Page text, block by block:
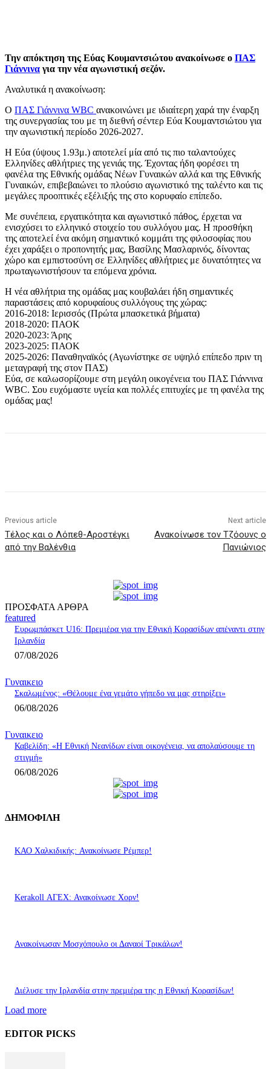
Την απόκτηση της Εύας Κουμαντσιώτου ανακοίνωσε ο ΠΑΣ
Γιάννινα για την νέα αγωνιστική σεζόν.
Αναλυτικά η ανακοίνωση:
Ο ΠΑΣ Γιάννινα WBC ανακοινώνει με ιδιαίτερη χαρά την έναρξη
της συνεργασίας του με τη διεθνή σέντερ Εύα Κουμαντσιώτου για
την αγωνιστική περίοδο 2026-2027.
Η Εύα (ύψους 1.93μ.) αποτελεί μία από τις πιο ταλαντούχες
Ελληνίδες αθλήτριες της γενιάς της. Έχοντας ήδη φορέσει τη
φανέλα της Εθνικής ομάδας Νέων Γυναικών αλλά και της Εθνικής
Γυναικών, επιβεβαιώνει το πλούσιο αγωνιστικό της ταλέντο και τις
μεγάλες προοπτικές εξέλιξής της στο κορυφαίο επίπεδο.
Με συνέπεια, εργατικότητα και αγωνιστικό πάθος, έρχεται να
ενισχύσει το ελληνικό στοιχείο του συλλόγου μας. Η προσθήκη
της αποτελεί ένα ακόμη σημαντικό κομμάτι της φιλοσοφίας που
έχει χαράξει ο προπονητής μας, Βασίλης Μασλαρινός, δίνοντας
χώρο και εμπιστοσύνη σε Ελληνίδες αθλήτριες με δυνατότητες να
πρωταγωνιστήσουν τα επόμενα χρόνια.
Η νέα αθλήτρια της ομάδας μας κουβαλάει ήδη σημαντικές
παραστάσεις από κορυφαίους συλλόγους της χώρας:
2016-2018: Ιερισσός (Πρώτα μπασκετικά βήματα)
2018-2020: ΠΑΟΚ
2020-2023: Άρης
2023-2025: ΠΑΟΚ
2025-2026: Παναθηναϊκός (Αγωνίστηκε σε υψηλό επίπεδο πριν τη
μεταγραφή της στον ΠΑΣ)
Εύα, σε καλωσορίζουμε στη μεγάλη οικογένεια του ΠΑΣ Γιάννινα
WBC. Σου ευχόμαστε υγεία και πολλές επιτυχίες με τη φανέλα της
ομάδας μας!
Previous article
Τέλος και ο Λόπεθ-Αροστέγκι
από την Βαλένθια
Next article
Ανακοίνωσε τον Τζόουνς ο
Πανιώνιος
ΠΡΟΣΦΑΤΑ ΑΡΘΡΑ
featured
Ευρωμπάσκετ U16: Πρεμιέρα για την Εθνική Κορασίδων απέναντι στην
Ιρλανδία
07/08/2026
Γυναικειο
Σκαλωμένος: «Θέλουμε ένα γεμάτο γήπεδο να μας στηρίξει»
06/08/2026
Γυναικειο
Καβελίδη: «Η Εθνική Νεανίδων είναι οικογένεια, να απολαύσουμε τη
στιγμή»
06/08/2026
ΔΗΜΟΦΙΛΗ
ΚΑΟ Χαλκιδικής: Ανακοίνωσε Ρέμπερ!
Kerakoll ΑΓΕΧ: Ανακοίνωσε Χορν!
Ανακοίνωσαν Μοσχόπουλο οι Δαναοί Τρικάλων!
Διέλυσε την Ιρλανδία στην πρεμιέρα της η Εθνική Κορασίδων!
Load more
EDITOR PICKS